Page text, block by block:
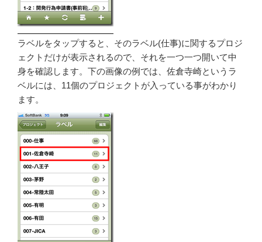
ラベルをタップすると、そのラベル(仕事)に関するプロジ
ェクトだけが表示されるので、それを一つ一つ開いて中
身を確認します。下の画像の例では、佐倉寺崎というラ
ベルには、11個のプロジェクトが入っている事がわかり
ます。